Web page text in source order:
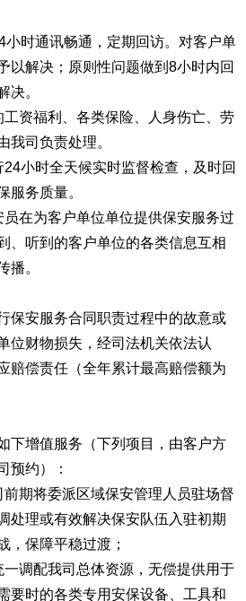
小时通讯畅通，定期回访。对客户单
以解决；原则性问题做到8小时内回
决。
资福利、各类保险、人身伤亡、劳
我司负责处理。
小时全天候实时监督检查，及时回
服务质量。
在为客户单位单位提供保安服务过
、听到的客户单位的各类信息互相
播。
保安服务合同职责过程中的故意或
位财物损失，经司法机关依法认
赔偿责任（全年累计最高赔偿额为
下增值服务（下列项目，由客户方
预约）：
期将委派区域保安管理人员驻场督
处理或有效解决保安队伍入驻初期
，保障平稳过渡；
调配我司总体资源，无偿提供用于
要时的各类专用安保设备、工具和